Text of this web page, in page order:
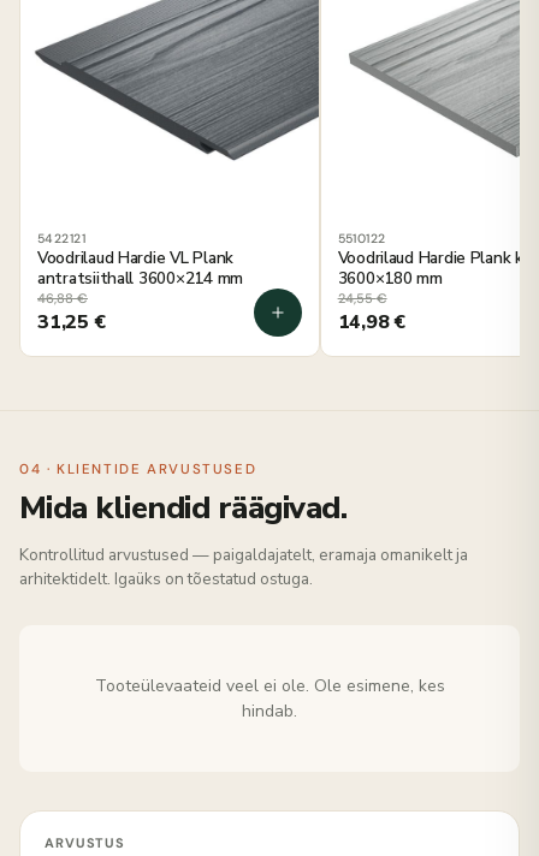
5422121
Voodrilaud Hardie VL Plank
antratsiithall 3600×214 mm
46,88€
31,25 €
5510122
Voodrilaud Hardie Plank
3600×180 mm
24,55€
14,98€
04 · KLIENTIDE ARVUSTUSED
Mida kliendid räägivad.
Kontrollitud arvustused — paigaldajatelt, eramaja omanikelt ja
arhitektidelt. Igaüks on tõestatud ostuga.
Tooteülevaateid veel ei ole. Ole esimene, kes
hindab.